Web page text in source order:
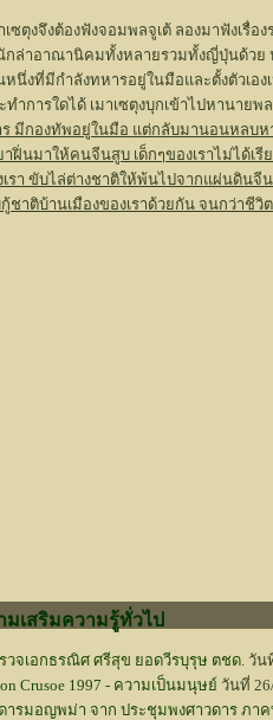
เซตุงจึงต้องฟังจอมพลจูเต้ ลองมาฟังเรื่
กล่าอาณานิคมทั้งหลายรวมทั้งญี่ปุ่นด้วย
นึ่งที่มีกำลังทหารอยู่ในมือและตั้งตัวเอ
ทำการใดได้ เมาเซตุงบุกเข้าไปหานา
มีกองทัพอยู่ในมือ แต่กลับมานอนหลบห
าฝิ่นมาให้คนจีนสูบ เด็กๆของเราไม่ได้
เรา ขับไล่ต่างชาติให้พ้นไปจากแผ่นดินจี
ชาติบ้านเมืองของเราด้วยกัน จนกว่าชีวิ
มเสริมความรู้ทั่วไป
วจเอกธรณิศ ศรีสุข ยอดวีรบุรุษ ตชด. วัน
Crusoe 1997 - ความเป็นมนุษย์ วันที่
ารมอญพม่า จาก ประชุมพงศาวดาร ภา